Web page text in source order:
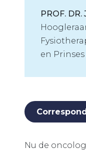
PROF. DR.
en
Nu de